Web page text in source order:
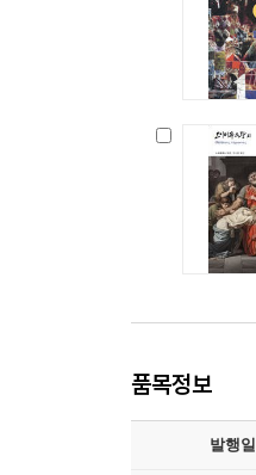
품목정보
발행일